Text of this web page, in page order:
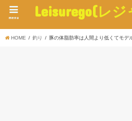
Leisurego(レ
menu
HOME 釣り 豚の体脂肪率は人間より低くてモデ